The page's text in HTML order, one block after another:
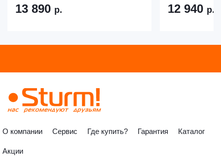
13 890 р. 12 940 р.
О компании Сервис Где купить? Гарантия Каталог
Акции